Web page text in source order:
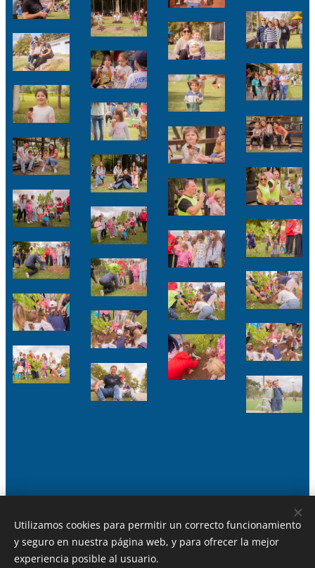
APAC La Mennais
Utilizamos cookies para permitir un correcto funcionamiento
y seguro en nuestra página web, y para ofrecer la mejor
experiencia posible al usuario.